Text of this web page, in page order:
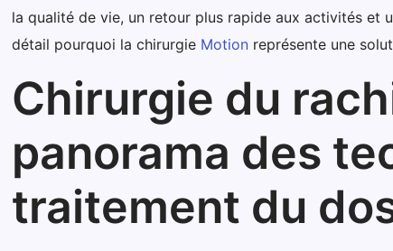
la qualité de vie, un retour plus rapide aux activités et
détail pourquoi la chirurgie Motion représente une
Chirurgie du
panorama des
traitement du